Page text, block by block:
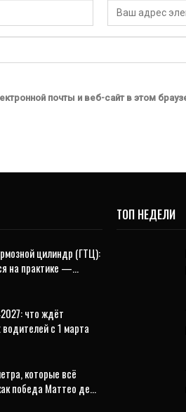
почты и веб-сайт в этом
цилиндр (ГТЦ):
на практике —…
что ждёт
водителей с 1 марта
которые всё
победа Маттео де…
ТОП НЕДЕЛИ